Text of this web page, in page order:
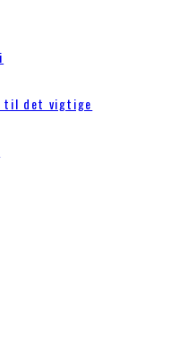
til det vigtige